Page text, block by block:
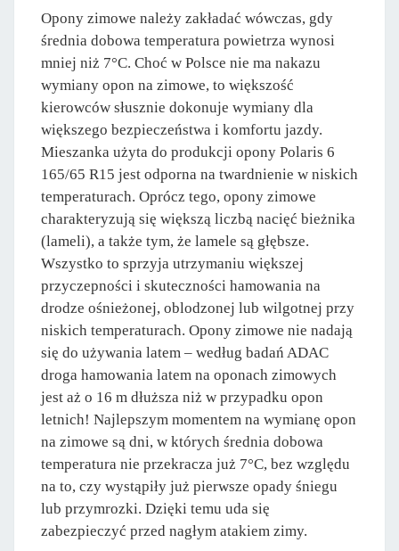
Opony zimowe należy zakładać wówczas, gdy
średnia dobowa temperatura powietrza wynosi
mniej niż 7°C. Choć w Polsce nie ma nakazu
wymiany opon na zimowe, to większość
kierowców słusznie dokonuje wymiany dla
większego bezpieczeństwa i komfortu jazdy.
Mieszanka użyta do produkcji opony Polaris 6
165/65 R15 jest odporna na twardnienie w niskich
temperaturach. Oprócz tego, opony zimowe
charakteryzują się większą liczbą nacięć bieżnika
(lameli), a także tym, że lamele są głębsze.
Wszystko to sprzyja utrzymaniu większej
przyczepności i skuteczności hamowania na
drodze ośnieżonej, oblodzonej lub wilgotnej przy
niskich temperaturach. Opony zimowe nie nadają
się do używania latem – według badań ADAC
droga hamowania latem na oponach zimowych
jest aż o 16 m dłuższa niż w przypadku opon
letnich! Najlepszym momentem na wymianę opon
na zimowe są dni, w których średnia dobowa
temperatura nie przekracza już 7°C, bez względu
na to, czy wystąpiły już pierwsze opady śniegu
lub przymrozki. Dzięki temu uda się
zabezpieczyć przed nagłym atakiem zimy.